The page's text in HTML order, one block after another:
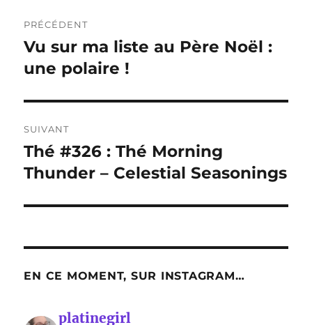
de
l’article
PRÉCÉDENT
Publication
précédente :
Vu sur ma liste au Père Noël :
une polaire !
SUIVANT
Publication
suivante :
Thé #326 : Thé Morning
Thunder – Celestial Seasonings
EN CE MOMENT, SUR INSTAGRAM…
platinegirl